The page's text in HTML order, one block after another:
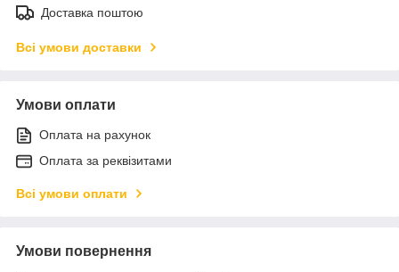
Доставка поштою
Всі умови доставки
Умови оплати
Оплата на рахунок
Оплата за реквізитами
Всі умови оплати
Умови повернення